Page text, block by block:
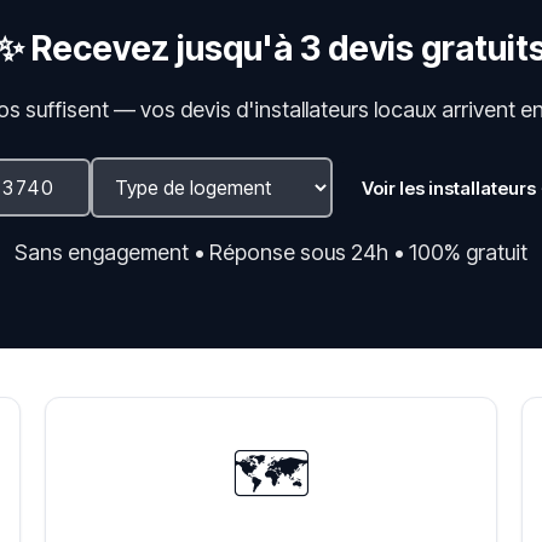
Recevez jusqu'à 3 devis
suffisent — vos devis d'installateurs locaux arrivent
Voir les
Sans engagement • Réponse sous 24h • 100% gratuit
🗺️